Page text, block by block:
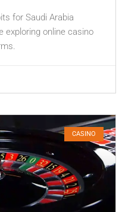
for Saudi Arabia
exploring online casino
CASINO